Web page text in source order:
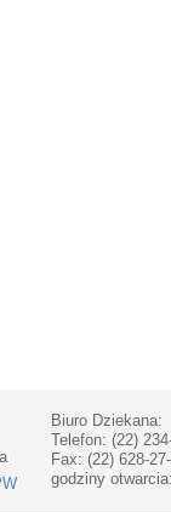
Biuro Dziekana:
Telefon: (22)
Fax: (22) 628-
godziny